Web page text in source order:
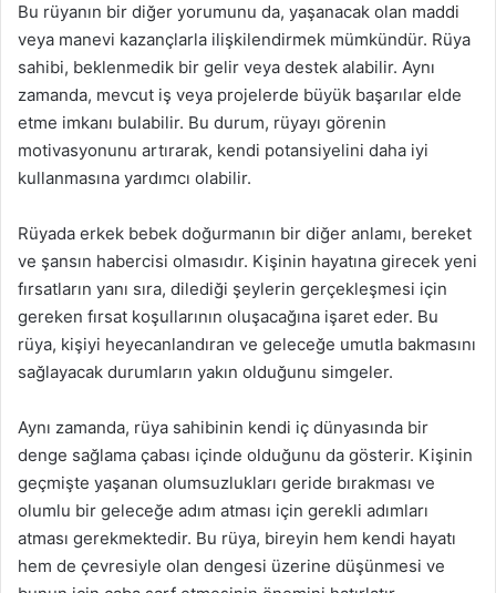
Bu rüyanın bir diğer yorumunu da, yaşanacak olan maddi
veya manevi kazançlarla ilişkilendirmek mümkündür. Rüya
sahibi, beklenmedik bir gelir veya destek alabilir. Aynı
zamanda, mevcut iş veya projelerde büyük başarılar elde
etme imkanı bulabilir. Bu durum, rüyayı görenin
motivasyonunu artırarak, kendi potansiyelini daha iyi
kullanmasına yardımcı olabilir.
Rüyada erkek bebek doğurmanın bir diğer anlamı, bereket
ve şansın habercisi olmasıdır. Kişinin hayatına girecek yeni
fırsatların yanı sıra, dilediği şeylerin gerçekleşmesi için
gereken fırsat koşullarının oluşacağına işaret eder. Bu
rüya, kişiyi heyecanlandıran ve geleceğe umutla bakmasını
sağlayacak durumların yakın olduğunu simgeler.
Aynı zamanda, rüya sahibinin kendi iç dünyasında bir
denge sağlama çabası içinde olduğunu da gösterir. Kişinin
geçmişte yaşanan olumsuzlukları geride bırakması ve
olumlu bir geleceğe adım atması için gerekli adımları
atması gerekmektedir. Bu rüya, bireyin hem kendi hayatı
hem de çevresiyle olan dengesi üzerine düşünmesi ve